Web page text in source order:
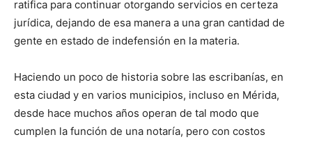
ratifica para continuar otorgando servicios en certeza
jurídica, dejando de esa manera a una gran cantidad de
gente en estado de indefensión en la materia.
Haciendo un poco de historia sobre las escribanías, en
esta ciudad y en varios municipios, incluso en Mérida,
desde hace muchos años operan de tal modo que
cumplen la función de una notaría, pero con costos